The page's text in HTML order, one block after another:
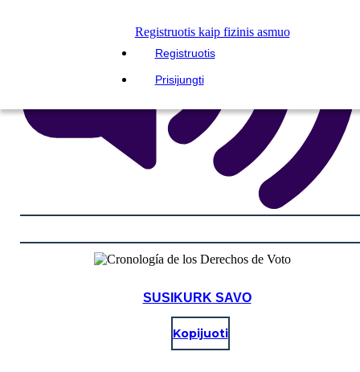
Registruotis kaip fizinis asmuo
Registruotis
Prisijungti
SUSIKURK SAVO
Kopijuoti